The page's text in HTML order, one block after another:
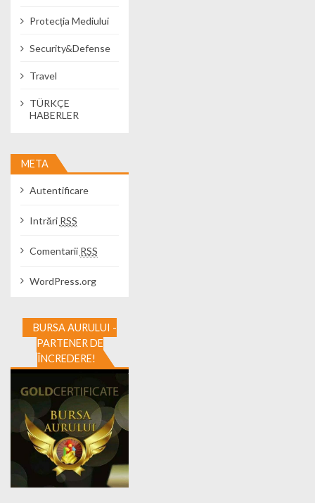
Protecția Mediului
Security&Defense
Travel
TÜRKÇE
HABERLER
META
Autentificare
Intrări RSS
Comentarii RSS
WordPress.org
BURSA AURULUI -
PARTENER DE
ÎNCREDERE!